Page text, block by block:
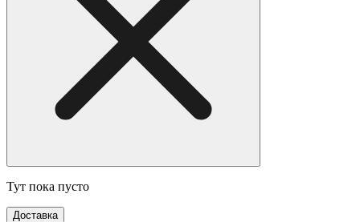
Тут пока пусто
Доставка